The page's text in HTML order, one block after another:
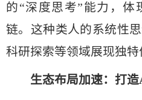
的“深度思考”能力，体
链。这种类人的系统性
科研探索等领域展现独特
生态布局加速：打